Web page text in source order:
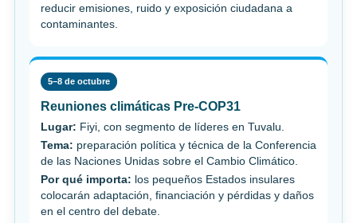
reducir emisiones, ruido y exposición ciudadana a
contaminantes.
5–8 de octubre
Reuniones climáticas Pre-COP31
Lugar: Fiyi, con segmento de líderes en Tuvalu.
Tema: preparación política y técnica de la Conferencia
de las Naciones Unidas sobre el Cambio Climático.
Por qué importa: los pequeños Estados insulares
colocarán adaptación, financiación y pérdidas y daños
en el centro del debate.